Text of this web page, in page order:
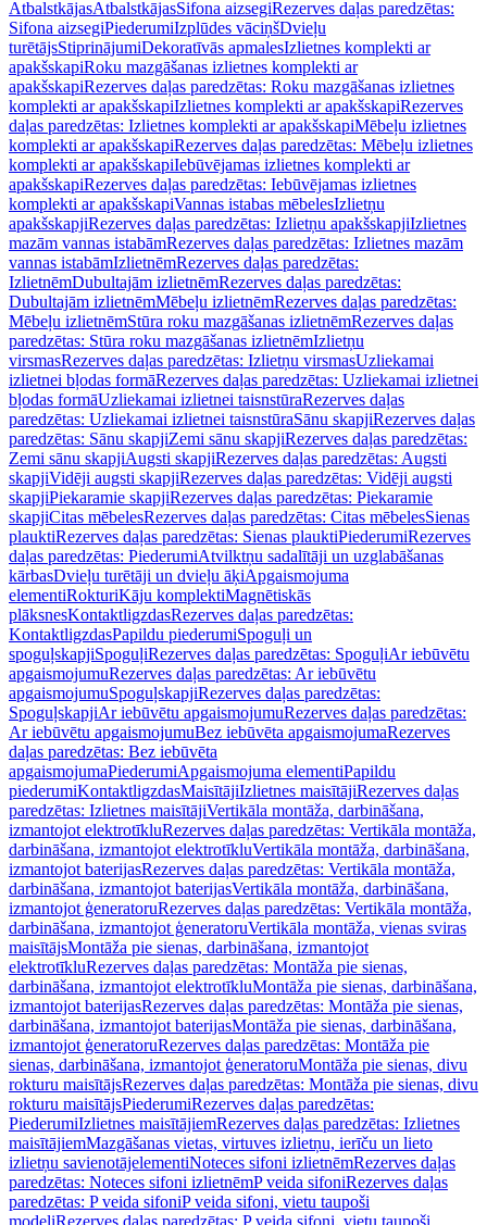
AtbalstkājasAtbalstkājasSifona aizsegiRezerves daļas paredzētas:
Sifona aizsegiPiederumiIzplūdes vāciņšDvieļu
turētājsStiprinājumiDekoratīvās apmalesIzlietnes komplekti ar
apakšskapiRoku mazgāšanas izlietnes komplekti ar
apakšskapiRezerves daļas paredzētas: Roku mazgāšanas izlietnes
komplekti ar apakšskapiIzlietnes komplekti ar apakšskapiRezerves
daļas paredzētas: Izlietnes komplekti ar apakšskapiMēbeļu izlietnes
komplekti ar apakšskapiRezerves daļas paredzētas: Mēbeļu izlietnes
komplekti ar apakšskapiIebūvējamas izlietnes komplekti ar
apakšskapiRezerves daļas paredzētas: Iebūvējamas izlietnes
komplekti ar apakšskapiVannas istabas mēbelesIzlietņu
apakšskapjiRezerves daļas paredzētas: Izlietņu apakšskapjiIzlietnes
mazām vannas istabāmRezerves daļas paredzētas: Izlietnes mazām
vannas istabāmIzlietnēmRezerves daļas paredzētas:
IzlietnēmDubultajām izlietnēmRezerves daļas paredzētas:
Dubultajām izlietnēmMēbeļu izlietnēmRezerves daļas paredzētas:
Mēbeļu izlietnēmStūra roku mazgāšanas izlietnēmRezerves daļas
paredzētas: Stūra roku mazgāšanas izlietnēmIzlietņu
virsmasRezerves daļas paredzētas: Izlietņu virsmasUzliekamai
izlietnei bļodas formāRezerves daļas paredzētas: Uzliekamai izlietnei
bļodas formāUzliekamai izlietnei taisnstūraRezerves daļas
paredzētas: Uzliekamai izlietnei taisnstūraSānu skapjiRezerves daļas
paredzētas: Sānu skapjiZemi sānu skapjiRezerves daļas paredzētas:
Zemi sānu skapjiAugsti skapjiRezerves daļas paredzētas: Augsti
skapjiVidēji augsti skapjiRezerves daļas paredzētas: Vidēji augsti
skapjiPiekaramie skapjiRezerves daļas paredzētas: Piekaramie
skapjiCitas mēbelesRezerves daļas paredzētas: Citas mēbelesSienas
plauktiRezerves daļas paredzētas: Sienas plauktiPiederumiRezerves
daļas paredzētas: PiederumiAtvilktņu sadalītāji un uzglabāšanas
kārbasDvieļu turētāji un dvieļu āķiApgaismojuma
elementiRokturiKāju komplektiMagnētiskās
plāksnesKontaktligzdasRezerves daļas paredzētas:
KontaktligzdasPapildu piederumiSpoguļi un
spoguļskapjiSpoguļiRezerves daļas paredzētas: SpoguļiAr iebūvētu
apgaismojumuRezerves daļas paredzētas: Ar iebūvētu
apgaismojumuSpoguļskapjiRezerves daļas paredzētas:
SpoguļskapjiAr iebūvētu apgaismojumuRezerves daļas paredzētas:
Ar iebūvētu apgaismojumuBez iebūvēta apgaismojumaRezerves
daļas paredzētas: Bez iebūvēta
apgaismojumaPiederumiApgaismojuma elementiPapildu
piederumiKontaktligzdasMaisītājiIzlietnes maisītājiRezerves daļas
paredzētas: Izlietnes maisītājiVertikāla montāža, darbināšana,
izmantojot elektrotīkluRezerves daļas paredzētas: Vertikāla montāža,
darbināšana, izmantojot elektrotīkluVertikāla montāža, darbināšana,
izmantojot baterijasRezerves daļas paredzētas: Vertikāla montāža,
darbināšana, izmantojot baterijasVertikāla montāža, darbināšana,
izmantojot ģeneratoruRezerves daļas paredzētas: Vertikāla montāža,
darbināšana, izmantojot ģeneratoruVertikāla montāža, vienas sviras
maisītājsMontāža pie sienas, darbināšana, izmantojot
elektrotīkluRezerves daļas paredzētas: Montāža pie sienas,
darbināšana, izmantojot elektrotīkluMontāža pie sienas, darbināšana,
izmantojot baterijasRezerves daļas paredzētas: Montāža pie sienas,
darbināšana, izmantojot baterijasMontāža pie sienas, darbināšana,
izmantojot ģeneratoruRezerves daļas paredzētas: Montāža pie
sienas, darbināšana, izmantojot ģeneratoruMontāža pie sienas, divu
rokturu maisītājsRezerves daļas paredzētas: Montāža pie sienas, divu
rokturu maisītājsPiederumiRezerves daļas paredzētas:
PiederumiIzlietnes maisītājiemRezerves daļas paredzētas: Izlietnes
maisītājiemMazgāšanas vietas, virtuves izlietņu, ierīču un lieto
izlietņu savienotājelementiNoteces sifoni izlietnēmRezerves daļas
paredzētas: Noteces sifoni izlietnēmP veida sifoniRezerves daļas
paredzētas: P veida sifoniP veida sifoni, vietu taupoši
modeļiRezerves daļas paredzētas: P veida sifoni, vietu taupoši